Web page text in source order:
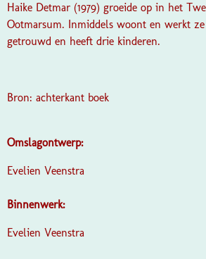
Haike Detmar (1979) groeide op in het
Ootmarsum. Inmiddels woont en werkt
getrouwd en heeft drie kinderen.
Bron: achterkant boek
Omslagontwerp:
Evelien Veenstra
Binnenwerk:
Evelien Veenstra